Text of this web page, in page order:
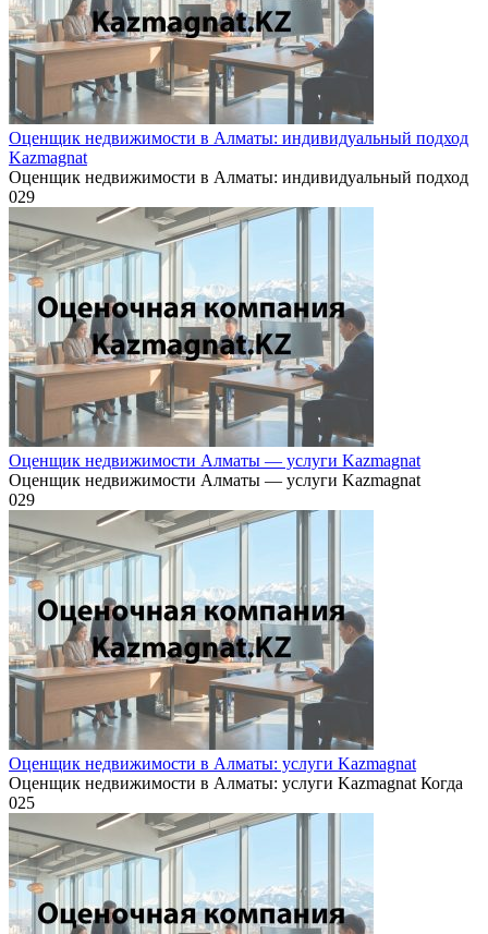
Оценщик недвижимости в Алматы: индивидуальный подход
Kazmagnat
Оценщик недвижимости в Алматы: индивидуальный подход
029
Оценщик недвижимости Алматы — услуги Kazmagnat
Оценщик недвижимости Алматы — услуги Kazmagnat
029
Оценщик недвижимости в Алматы: услуги Kazmagnat
Оценщик недвижимости в Алматы: услуги Kazmagnat Когда
025